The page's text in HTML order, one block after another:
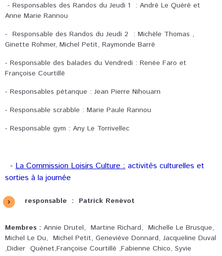
- Responsables des Randos du Jeudi 1 : André Le Quéré et
Anne Marie Rannou
- Responsable des Randos du Jeudi 2 : Michèle Thomas ,
Ginette Rohmer, Michel Petit, Raymonde Barré
- Responsable des balades du Vendredi : Renée Faro et
Françoise Courtillé
- Responsables pétanque : Jean Pierre Nihouarn
- Responsable scrabble : Marie Paule Rannou
- Responsable gym : Any Le Torrivellec
- La Commission Loisirs Culture : activités culturelles et
sorties à la journée
responsable : Patrick Renévot
Membres : Annie Drutel, Martine Richard, Michelle Le Brusque,
Michel Le Du, Michel Petit, Geneviève Donnard, Jacqueline Duval
,Didier Quénet,Françoise Courtillé ,Fabienne Chico, Syvie